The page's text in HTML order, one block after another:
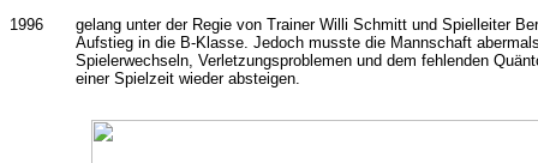
1996
gelang unter der Regie von Trainer Willi Schmitt und Spielleiter
Aufstieg in die B-Klasse. Jedoch musste die Mannschaft
Spielerwechseln, Verletzungsproblemen und dem fehlenden
einer Spielzeit wieder absteigen.